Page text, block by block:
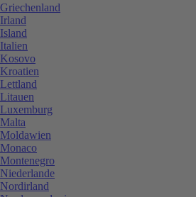
Griechenland
Irland
Island
Italien
Kosovo
Kroatien
Lettland
Litauen
Luxemburg
Malta
Moldawien
Monaco
Montenegro
Niederlande
Nordirland